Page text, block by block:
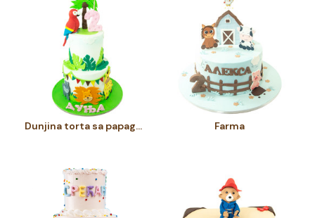
Dunjina torta sa papagajem Farma